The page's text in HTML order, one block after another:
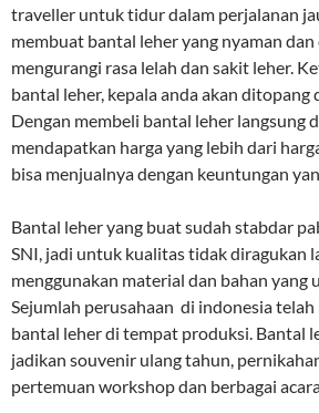
traveller untuk tidur dalam perjalanan
membuat bantal leher yang nyaman
mengurangi rasa lelah dan sakit leher.
bantal leher, kepala anda akan ditopang
Dengan membeli bantal leher langsung
mendapatkan harga yang lebih dari
bisa menjualnya dengan keuntungan
Bantal leher yang buat sudah stabdar
SNI, jadi untuk kualitas tidak diragukan
menggunakan material dan bahan yang
Sejumlah perusahaan di indonesia telah
bantal leher di tempat produksi. Bantal
jadikan souvenir ulang tahun,
pertemuan workshop dan berbagai